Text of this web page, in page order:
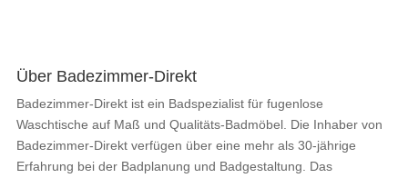
Über Badezimmer-Direkt
Badezimmer-Direkt ist ein Badspezialist für fugenlose
Waschtische auf Maß und Qualitäts-Badmöbel. Die Inhaber von
Badezimmer-Direkt verfügen über eine mehr als 30-jährige
Erfahrung bei der Badplanung und Badgestaltung. Das